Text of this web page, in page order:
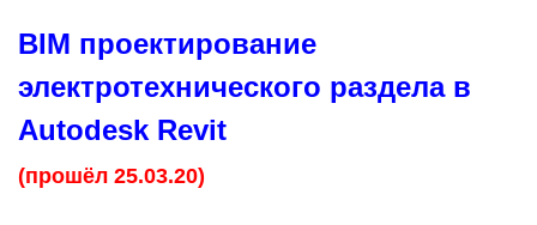
BIM проектирование
электротехнического раздела в
Autodesk Revit
(прошёл 25.03.20)